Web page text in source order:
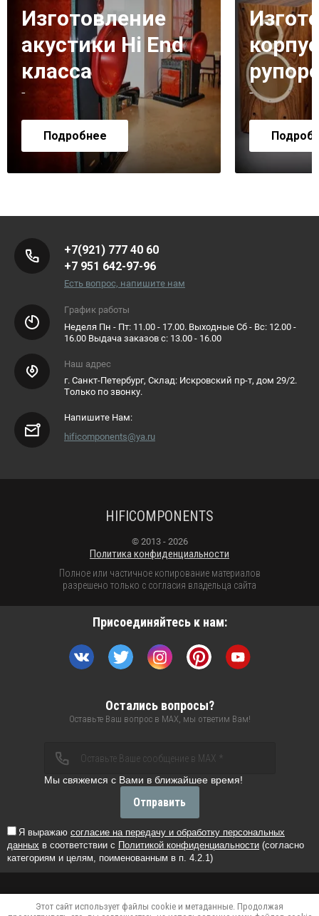
Изготовление
акустики Hi End
класса
-
Подробнее
-
+7(921) 777 40 60
+7 951 642-97-96
Есть вопрос, напишите нам
График работы
Неделя Пн - Пт: 11.00 - 17.00. Выходные Сб - Вс: 12.00 -
16.00 Выдача заказов с: 13.00 - 16.00
Наш адрес
г. Санкт-Петербург, Склад: Искровский пр-т, дом 29/2.
Только по звонку.
Напишите Нам:
hificomponents@ya.ru
HIFICOMPONENTS
© 2013 - 2026
Политика конфиденциальности
Полное или частичное копирование материалов
разрешено только с согласия владельца сайта
Присоединяйтесь к нам:
Остались вопросы?
Оставьте Ваш вопрос в MAX, мы ответим Вам!
Мы свяжемся с Вами в ближайшее время!
Я выражаю согласие на передачу и обработку персональных
данных в соответствии с Политикой конфиденциальности (согласно
категориям и целям, поименованным в п. 4.2.1)
Отправить
Verification: 32b43869f5c4208cVerification:
Этот сайт использует файлы cookie и метаданные. Продолжая